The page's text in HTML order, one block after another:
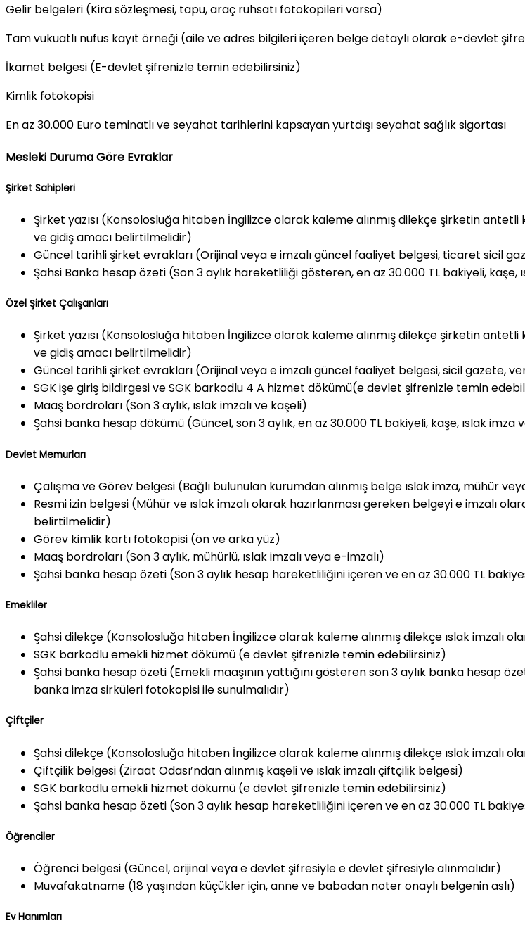
Gelir belgeleri (Kira sözleşmesi, tapu, araç ruhsatı fotokopileri varsa)
Tam vukuatlı nüfus kayıt örneği (aile ve adres bilgileri içeren belge detaylı olarak e-devlet
İkamet belgesi (E-devlet şifrenizle temin edebilirsiniz)
Kimlik fotokopisi
En az 30.000 Euro teminatlı ve seyahat tarihlerini kapsayan yurtdışı seyahat sağlık sigortası
Mesleki Duruma Göre Evraklar
Şirket Sahipleri
Şirket yazısı (Konsolosluğa hitaben İngilizce olarak kaleme alınmış dilekçe şirketin antetli
ve gidiş amacı belirtilmelidir)
Güncel tarihli şirket evrakları (Orijinal veya e imzalı güncel faaliyet belgesi, ticaret sicil
Şahsi Banka hesap özeti (Son 3 aylık hareketliliği gösteren, en az 30.000 TL bakiyeli,
Özel Şirket Çalışanları
Şirket yazısı (Konsolosluğa hitaben İngilizce olarak kaleme alınmış dilekçe şirketin antetli
ve gidiş amacı belirtilmelidir)
Güncel tarihli şirket evrakları (Orijinal veya e imzalı güncel faaliyet belgesi, sicil gazete,
SGK işe giriş bildirgesi ve SGK barkodlu 4 A hizmet dökümü(e devlet şifrenizle temin
Maaş bordroları (Son 3 aylık, ıslak imzalı ve kaşeli)
Şahsi banka hesap dökümü (Güncel, son 3 aylık, en az 30.000 TL bakiyeli, kaşe, ıslak imza
Devlet Memurları
Çalışma ve Görev belgesi (Bağlı bulunulan kurumdan alınmış belge ıslak imza, mühür
Resmi izin belgesi (Mühür ve ıslak imzalı olarak hazırlanması gereken belgeyi e imzalı
belirtilmelidir)
Görev kimlik kartı fotokopisi (ön ve arka yüz)
Maaş bordroları (Son 3 aylık, mühürlü, ıslak imzalı veya e-imzalı)
Şahsi banka hesap özeti (Son 3 aylık hesap hareketliliğini içeren ve en az 30.000 TL
Emekliler
Şahsi dilekçe (Konsolosluğa hitaben İngilizce olarak kaleme alınmış dilekçe ıslak imzalı
SGK barkodlu emekli hizmet dökümü (e devlet şifrenizle temin edebilirsiniz)
Şahsi banka hesap özeti (Emekli maaşının yattığını gösteren son 3 aylık banka hesap
banka imza sirküleri fotokopisi ile sunulmalıdır)
Çiftçiler
Şahsi dilekçe (Konsolosluğa hitaben İngilizce olarak kaleme alınmış dilekçe ıslak imzalı
Çiftçilik belgesi (Ziraat Odası’ndan alınmış kaşeli ve ıslak imzalı çiftçilik belgesi)
SGK barkodlu emekli hizmet dökümü (e devlet şifrenizle temin edebilirsiniz)
Şahsi banka hesap özeti (Son 3 aylık hesap hareketliliğini içeren ve en az 30.000 TL
Öğrenciler
Öğrenci belgesi (Güncel, orijinal veya e devlet şifresiyle e devlet şifresiyle alınmalıdır)
Muvafakatname (18 yaşından küçükler için, anne ve babadan noter onaylı belgenin aslı)
Ev Hanımları